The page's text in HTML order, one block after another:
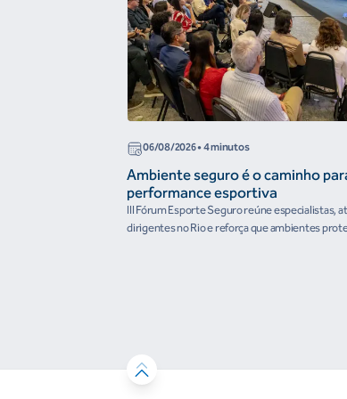
06/08/2026• 4 minutos
Ambiente seguro é o caminho
performance esportiva
III Fórum Esporte Seguro reúne especialistas,
dirigentes no Rio e reforça que ambientes